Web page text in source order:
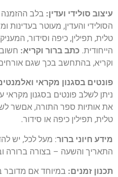
עיצוב סולידי ועדין: בלב ההזמנה
הסולידי והעדין, מעוטר בעדינות
טלית, תפילין, כיפה וסידור,
הייחודית. כתב ברור וקריא:
וקריא, בהתחשב בכך שגם
פונטים בסגנון מקראי
ניתן לשלב פונטים בסגנון מקראי
את אותיות ספר התורה, אםשר
טלית, תפילין כיפה או סידור.
מידע חיוני ברור: מעל לכל, יש
התאריך והשעה – בצורה ברורה
תכנון זמנים: במיוחד אם מדובר